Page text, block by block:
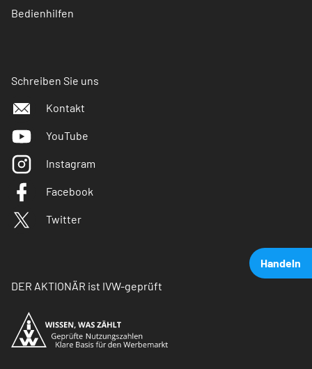
Handeln
Bedienhilfen
Schreiben Sie uns
Kontakt
YouTube
Instagram
Facebook
Twitter
DER AKTIONÄR ist IVW-geprüft